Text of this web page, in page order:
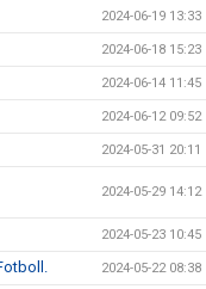
2024-06-19 13:33
2024-06-18 15:23
2024-06-14 11:45
2024-06-12 09:52
2024-05-31 20:11
2024-05-29 14:12
2024-05-23 10:45
2024-05-22 08:38